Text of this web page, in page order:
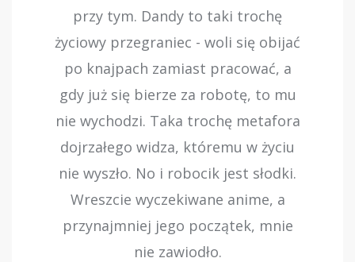
przy tym. Dandy to taki trochę
życiowy przegraniec - woli się obijać
po knajpach zamiast pracować, a
gdy już się bierze za robotę, to mu
nie wychodzi. Taka trochę metafora
dojrzałego widza, któremu w życiu
nie wyszło. No i robocik jest słodki.
Wreszcie wyczekiwane anime, a
przynajmniej jego początek, mnie
nie zawiodło.